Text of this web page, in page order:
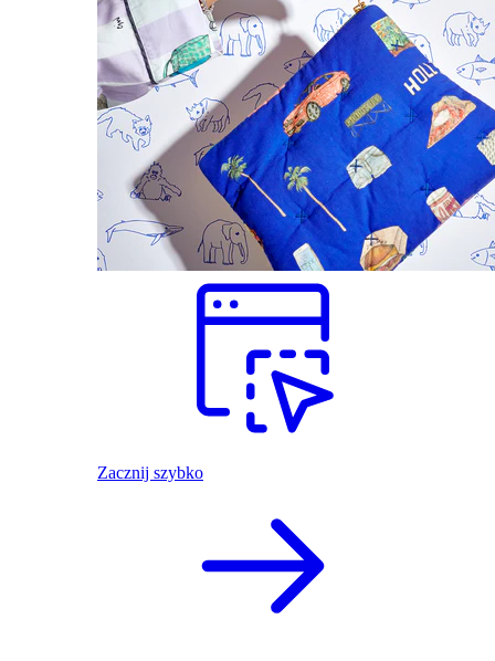
Zacznij szybko